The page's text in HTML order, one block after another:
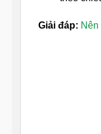
Giải đáp: